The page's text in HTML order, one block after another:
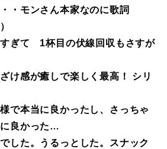
・モンさん本家なのに歌詞
すぎて 1杯目の伏線回収もさすが
け感が癒しで楽しく最高！ シリ
で本当に良かったし、さっちゃ
良かった…
した。うるっとした。スナック